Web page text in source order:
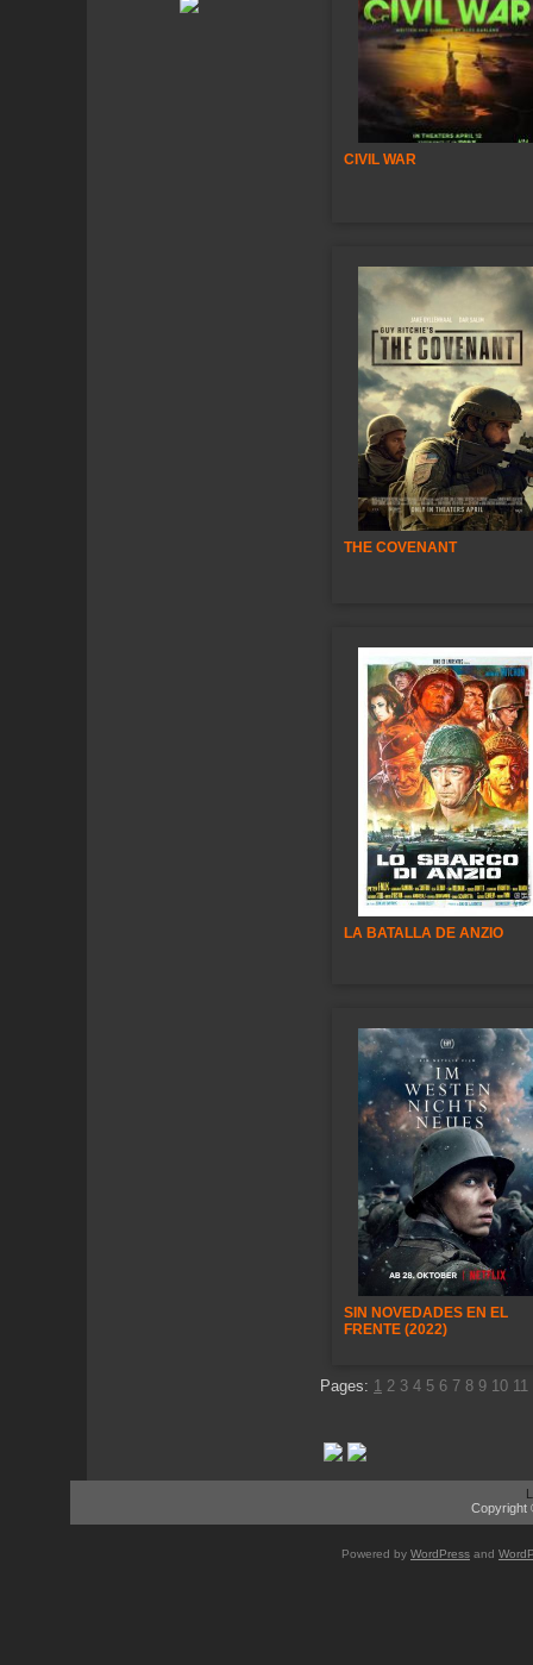
CIVIL WAR
THE COVENANT
LA BATALLA DE ANZIO
SIN NOVEDADES EN EL
FRENTE (2022)
Pages: 1 2 3 4 5 6 7 8 9 10 11
Copyright
Powered by WordPress and